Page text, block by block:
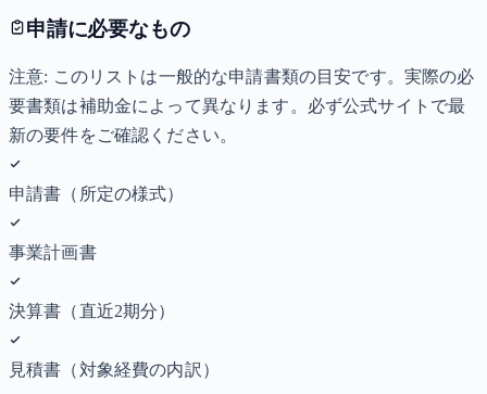
申請に必要なもの
注意: このリストは一般的な申請書類の目安です。実際の必
要書類は補助金によって異なります。必ず公式サイトで最
新の要件をご確認ください。
申請書（所定の様式）
事業計画書
決算書（直近2期分）
見積書（対象経費の内訳）